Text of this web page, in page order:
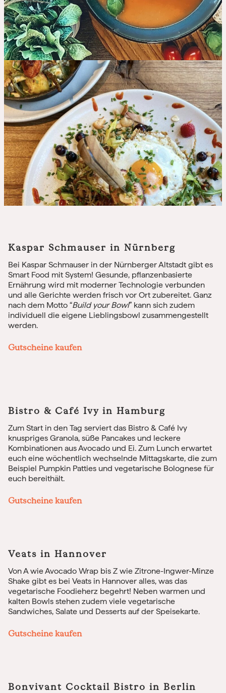
Kaspar Schmauser in Nürnberg
Bei Kaspar Schmauser in der Nürnberger Altstadt gibt es
Smart Food mit System! Gesunde, pflanzenbasierte
Ernährung wird mit moderner Technologie verbunden
und alle Gerichte werden frisch vor Ort zubereitet. Ganz
nach dem Motto “Build your Bowl” kann sich zudem
individuell die eigene Lieblingsbowl zusammengestellt
werden.
Gutscheine kaufen
Bistro & Café Ivy in Hamburg
Zum Start in den Tag serviert das Bistro & Café Ivy
knuspriges Granola, süße Pancakes und leckere
Kombinationen aus Avocado und Ei. Zum Lunch erwartet
euch eine wöchentlich wechselnde Mittagskarte, die zum
Beispiel Pumpkin Patties und vegetarische Bolognese für
euch bereithält.
Gutscheine kaufen
Veats in Hannover
Von A wie Avocado Wrap bis Z wie Zitrone-Ingwer-Minze
Shake gibt es bei Veats in Hannover alles, was das
vegetarische Foodieherz begehrt! Neben warmen und
kalten Bowls stehen zudem viele vegetarische
Sandwiches, Salate und Desserts auf der Speisekarte.
Gutscheine kaufen
Bonvivant Cocktail Bistro in Berlin